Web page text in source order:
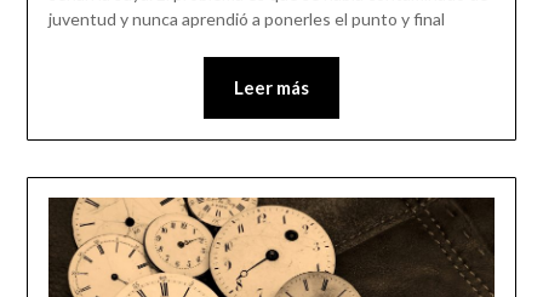
juventud y nunca aprendió a ponerles el punto y final
Leer más